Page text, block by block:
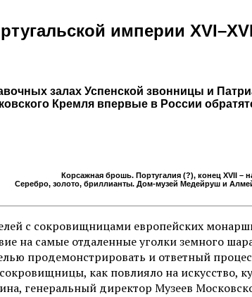
империи
залах Успенской звонницы и
Кремля впервые в России
Корсажная брошь. Португалия (?), конец XVII –
Серебро, золото, бриллианты. Дом-музей Медейруш и
с сокровищницами европейских
на самые отдаленные уголки земного
продемонстрировать и ответный
как повлияло на искусство,
генеральный директор Музеев